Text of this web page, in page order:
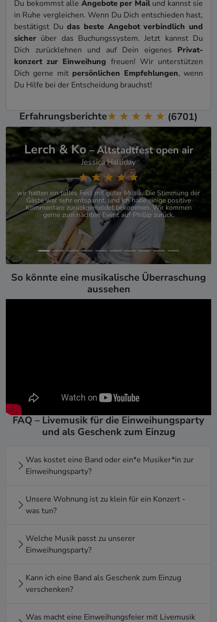
Du bekommst alle Angebote per Mailund kannst sie
in Ruhe vergleichen. Wenn Du Dich entschieden hast,
bestätigst Dudas beste Angebot verbindlich und
sicher über das Buchungs­system. Jetzt kannst Du
Dich zurücklehnen und auf Dein eigenes Privat­
konzert zur Einweihung freuen! Wir unterstützen
Dich gerne mit persönlichen Empfehlungen, wenn
Du Hilfe bei der Entscheidung brauchst!
Erfahrungsberichte (6701)
Lerch & Ko –Altstadtfest open air
Jessica Halliday
wir hatten ein tolles Fest mit guter Musik. Die Stimmung der
Gäste war sehr entspannt, und ich habe einige positive
Kommentare zurückgemeldet bekommen. Wir kommen
gerne zum nächten Event auf Phillip zurück.
So könnte eine musikalische Überraschung
aussehen
FAQ – Livemusik für die Einweihungsparty
und als Geschenk zum Einzug
Was kostet eine Band oder ein*e Musiker*in zur
Einweihungsparty?
Unsere Wohnung ist zu klein für ein Konzert -
was tun?
Welche Musik passt zu unserer
Einweihungsparty?
Kann ich eine Band als Geschenk zum Einzug
verschenken?
Was macht eine Einweihungsfeier mit Livemusik